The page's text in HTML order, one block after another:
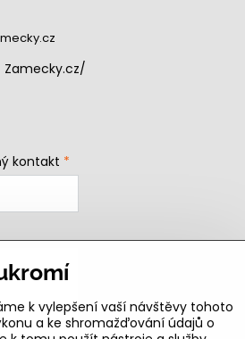
Zamecky.cz/
kontakt *
k vylepšení vaší návštěvy tohoto
a ke shromažďování údajů o